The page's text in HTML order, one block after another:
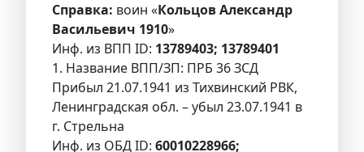
Справка: воин «Кольцов Александр
Васильевич 1910»
Инф. из ВПП ID: 13789403; 13789401
1. Название ВПП/ЗП: ПРБ 36 ЗСД
Прибыл 21.07.1941 из Тихвинский РВК,
Ленинградская обл. – убыл 23.07.1941 в
г. Стрельна
Инф. из ОБД ID: 60010228966;